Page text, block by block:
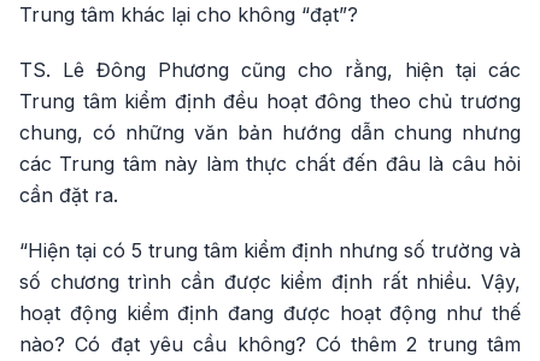
Trung tâm khác lại cho không “đạt”?
TS. Lê Đông Phương cũng cho rằng, hiện tại các
Trung tâm kiểm định đều hoạt đông theo chủ trương
chung, có những văn bản hướng dẫn chung nhưng
các Trung tâm này làm thực chất đến đâu là câu hỏi
cần đặt ra.
“Hiện tại có 5 trung tâm kiểm định nhưng số trường và
số chương trình cần được kiểm định rất nhiều. Vậy,
hoạt động kiểm định đang được hoạt động như thế
nào? Có đạt yêu cầu không? Có thêm 2 trung tâm